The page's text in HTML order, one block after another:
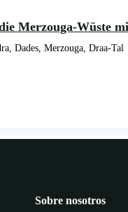
Merzouga-Wüste
Dades, Merzouga, Draa-Tal
Sobre nosotros